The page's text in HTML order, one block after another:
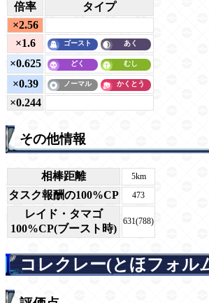
倍率
タイプ
×2.56
×1.6
×0.625
×0.39
×0.244
その他情報
相棒距離 5km
タスク報酬の100%CP 473
レイド・タマゴ
100%CP(ブースト時)
631(788)
コレクレー(とほフォル